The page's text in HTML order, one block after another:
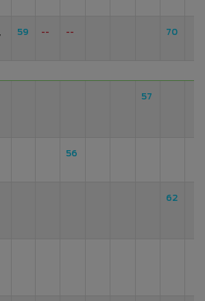
59 -- -- 70
57
56
62